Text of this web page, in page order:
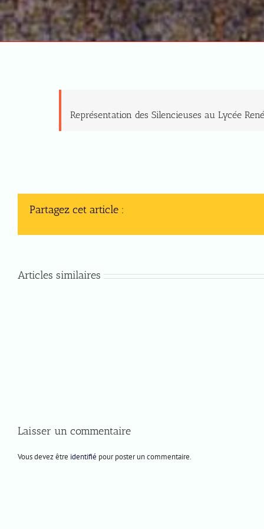
Représentation des Silencieuses au Lycée
Partagez cet article :
Articles similaires
Laisser un commentaire
Vous devez être identifié pour poster un commentaire.